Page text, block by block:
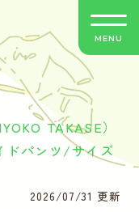
MENU
TAKASE）
ドパンツ/サイズ
2026/07/31 更新